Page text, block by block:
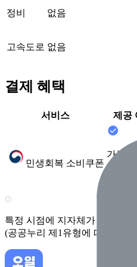
정비 없음
고속도로 없음
결제 혜택
서비스 제공
민생회복 소비쿠폰
가능
특정 시점에 지자체가 수집한
(공공누리 제1유형에 따라 행정